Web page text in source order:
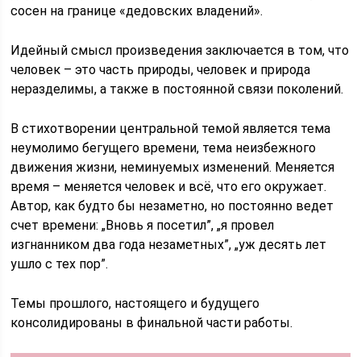
сосен на границе «дедовских владений».
Идейный смысл произведения заключается в том, что
человек – это часть природы, человек и природа
неразделимы, а также в постоянной связи поколений.
В стихотворении центральной темой является тема
неумолимо бегущего времени, тема неизбежного
движения жизни, неминуемых изменений. Меняется
время – меняется человек и всё, что его окружает.
Автор, как будто бы незаметно, но постоянно ведет
счет времени: „Вновь я посетил”, „я провел
изгнанником два года незаметных”, „уж десять лет
ушло с тех пор”.
Темы прошлого, настоящего и будущего
консолидированы в финальной части работы.